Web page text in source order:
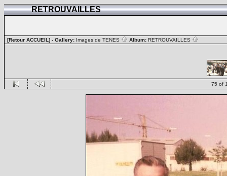
RETROUVAILLES
[Retour ACCUEIL] - Gallery: Images de TENES Album: RETROUVAILLES
75 of